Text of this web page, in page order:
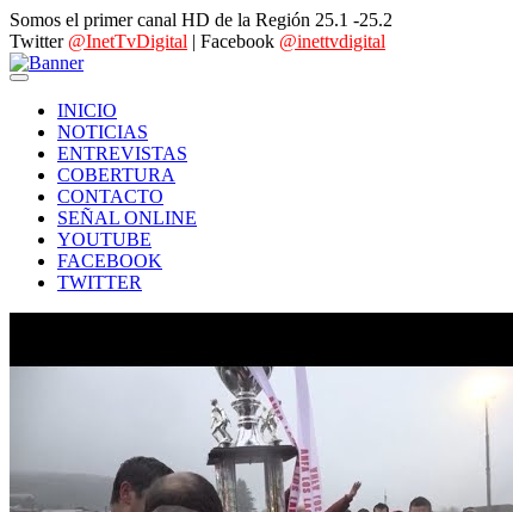
Somos el primer canal HD de la Región 25.1 -25.2
Twitter @InetTvDigital | Facebook @inettvdigital
INICIO
NOTICIAS
ENTREVISTAS
COBERTURA
CONTACTO
SEÑAL ONLINE
YOUTUBE
FACEBOOK
TWITTER